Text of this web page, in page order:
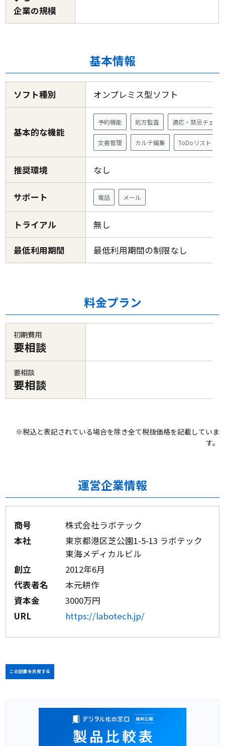
企業の規模
基本情報
ソフト種別 オンプレミス型ソフト
基本的な機能
予約機能 処方監査 適応・禁忌チェッ
文書管理 カルテ編集 ToDoリスト
推奨環境 なし
サポート 電話 メール
トライアル 無し
最低利用期間 最低利用期間の制限なし
料金プラン
初期費用
要相談
要相談
要相談
※税込と表記されている場合を除き全て税抜価格を記載していま
す。
運営企業情報
商号
株式会社ラボテック
本社
東京都港区芝公園1-5-13 ラボテック
東海メディカルビル
創立
2012年6月
代表者名
本元耕作
資本金
3000万円
URL
https://labotech.jp/
この記事を共有する